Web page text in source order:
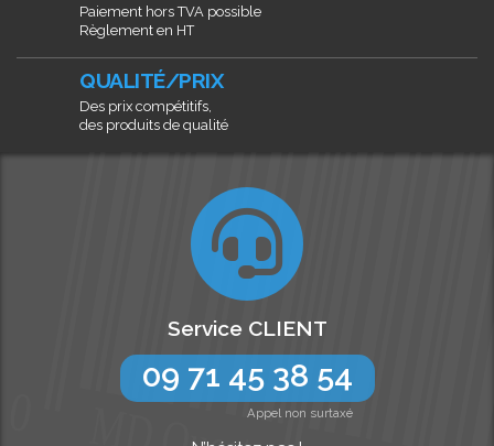
Paiement hors TVA possible
Règlement en HT
QUALITÉ/PRIX
Des prix compétitifs,
des produits de qualité
Service CLIENT
09 71 45 38 54
Appel non surtaxé